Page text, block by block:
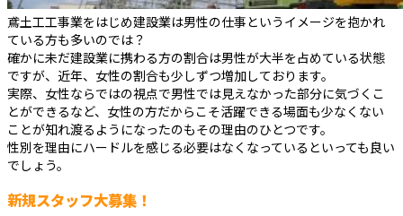
鳶土工工事業をはじめ建設業は男性の仕事というイメージを抱かれ
ている方も多いのでは？
確かに未だ建設業に携わる方の割合は男性が大半を占めている状態
ですが、近年、女性の割合も少しずつ増加しております。
実際、女性ならではの視点で男性では見えなかった部分に気づくこ
とができるなど、女性の方だからこそ活躍できる場面も少なくない
ことが知れ渡るようになったのもその理由のひとつです。
性別を理由にハードルを感じる必要はなくなっているといっても良い
でしょう。
新規スタッフ大募集！